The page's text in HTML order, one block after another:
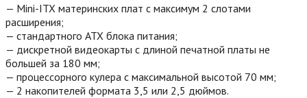
— Mini-ITX материнских плат с максимум 2 слотами
расширения;
— стандартного ATX блока питания;
— дискретной видеокарты с длиной печатной платы не
большей за 180 мм;
— процессорного кулера с максимальной высотой 70 мм;
— 2 накопителей формата 3,5 или 2,5 дюймов.